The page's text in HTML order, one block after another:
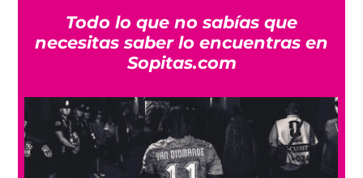
Todo lo que no sabías que
necesitas saber lo encuentras en
Sopitas.com